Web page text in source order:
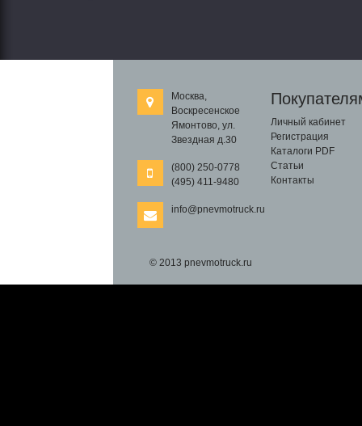
Москва,
Воскресенское
Ямонтово, ул.
Звездная д.30
(800) 250-0778
(495) 411-9480
info@pnevmotruck.ru
Личный кабинет
Регистрация
Каталоги PDF
Статьи
Контакты
© 2013 pnevmotruck.ru